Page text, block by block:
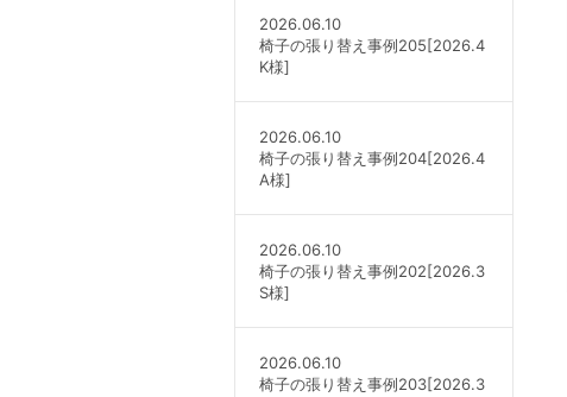
2026.06.10
椅子の張り替え事例205[2026.4
K様]
2026.06.10
椅子の張り替え事例204[2026.4
A様]
2026.06.10
椅子の張り替え事例202[2026.3
S様]
2026.06.10
椅子の張り替え事例203[2026.3